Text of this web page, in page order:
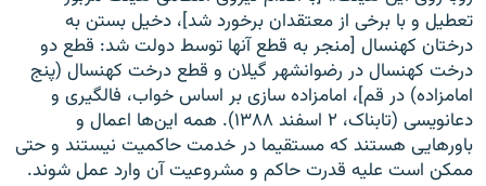
تعطیل و با برخی از معتقدان برخورد شد]، دخیل بستن به
درختان کهنسال [منجر به قطع آنها توسط دولت شد: قطع دو
درخت کهنسال در رضوانشهر گیلان و قطع درخت کهنسال (پنج
امامزاده) در قم]، امامزاده سازی بر اساس خواب، فالگیری و
دعانویسی (تابناک، ۲ اسفند ۱۳۸۸). همه‌ این‌ها اعمال و
باورهایی هستند که مستقیما در خدمت حاکمیت نیستند و حتی
ممکن است علیه قدرت حاکم و مشروعیت آن وارد عمل شوند.